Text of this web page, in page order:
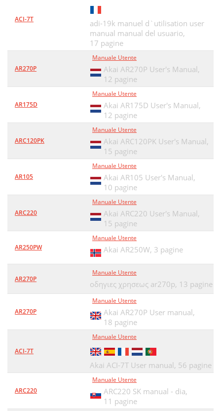
ACI-7T
adi-19k manuel d`utilisation user
manual manual del usuario,
17 pagine
AR270P
Manuale Utente
Akai AR270P User's Manual,
12 pagine
AR175D
Manuale Utente
Akai AR175D User's Manual,
12 pagine
ARC120PK
Manuale Utente
Akai ARC120PK User's Manual,
15 pagine
AR105
Manuale Utente
Akai AR105 User's Manual,
10 pagine
ARC220
Manuale Utente
Akai ARC220 User's Manual,
15 pagine
AR250PW
Manuale Utente
Akai AR250W, 3 pagine
AR270P
Manuale Utente
οδηγιες χρησεως ar270p, 13 pagine
AR270P
Manuale Utente
Akai AR270P User manual,
18 pagine
ACI-7T
Manuale Utente
Akai ACI-7T User manual, 56 pagine
ARC220
Manuale Utente
ARC220 SK manual - dia,
11 pagine